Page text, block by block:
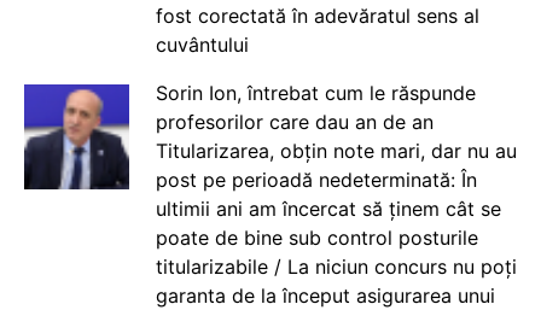
fost corectată în adevăratul sens al
cuvântului
Sorin Ion, întrebat cum le răspunde
profesorilor care dau an de an
Titularizarea, obțin note mari, dar nu au
post pe perioadă nedeterminată: În
ultimii ani am încercat să ținem cât se
poate de bine sub control posturile
titularizabile / La niciun concurs nu poți
garanta de la început asigurarea unui